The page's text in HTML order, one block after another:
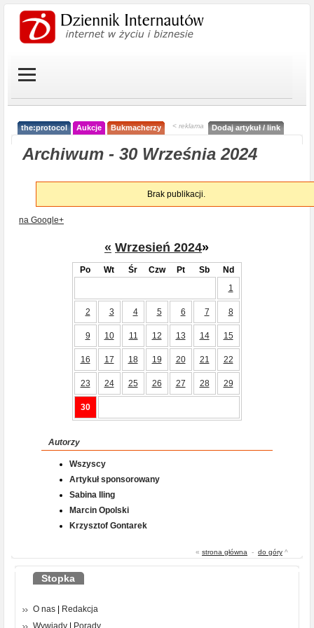
the:protocol Aukcje Bukmacherzy < reklama Dodaj artykuł / link
Archiwum - 30 Września 2024
Brak publikacji.
na Google+
« Wrzesień 2024»
Po Wt Śr Czw Pt Sb
Nd
1
2 3 4 5 6 7 8
9 10 11 12 13 14 15
16 17 18 19 20 21 22
23 24 25 26 27 28 29
30
Autorzy
Wszyscy
Artykuł sponsorowany
Sabina Iling
Marcin Opolski
Krzysztof Gontarek
« strona główna - do góry ^
Stopka
O nas
Redakcja
Wywiady
Porady